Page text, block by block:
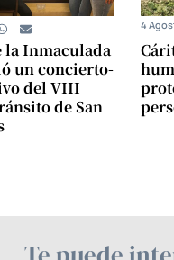
la Inmaculada
un concierto-
del VIII
de San
4